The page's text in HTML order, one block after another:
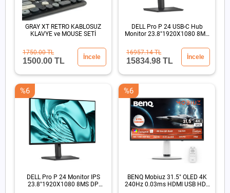
GRAY XT RETRO KABLOSUZ
KLAVYE ve MOUSE SETİ
1750.00 TL
1500.00 TL İncele
DELL Pro P 24 USB-C Hub
Monitor 23.8"1920X1080 8MS
16957.14 TL
15834.98 TL İncele
DELL Pro P 24 Monitor IPS
23.8"1920X1080 8MS DP
%6
BENQ Mobiuz 31.5" OLED 4K
240Hz 0.03ms HDMI USB HDR
%6